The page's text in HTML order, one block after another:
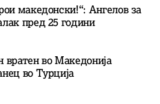
македонски!“: Ангелов за
пред 25 години
вратен во Македонија
во Турција